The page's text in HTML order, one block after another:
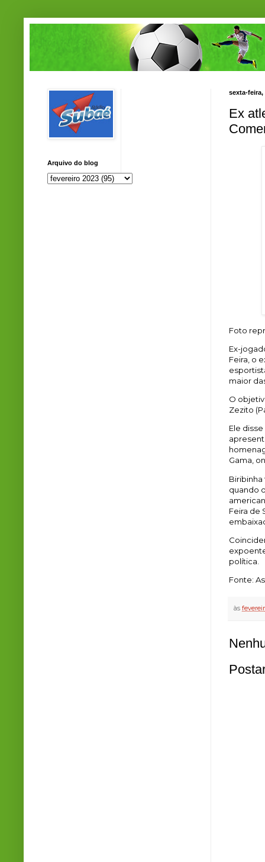
sexta-feira,
Ex
Foto
Ex-
Feira, o
maior
O
Zezito
Ele
Gama,
quando
Feira de
política.
Fonte:
às
Arquivo do blog